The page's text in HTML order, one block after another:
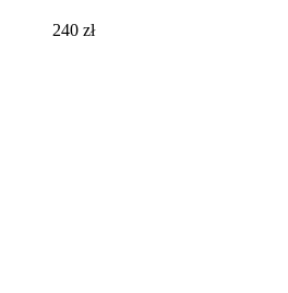
240 zł